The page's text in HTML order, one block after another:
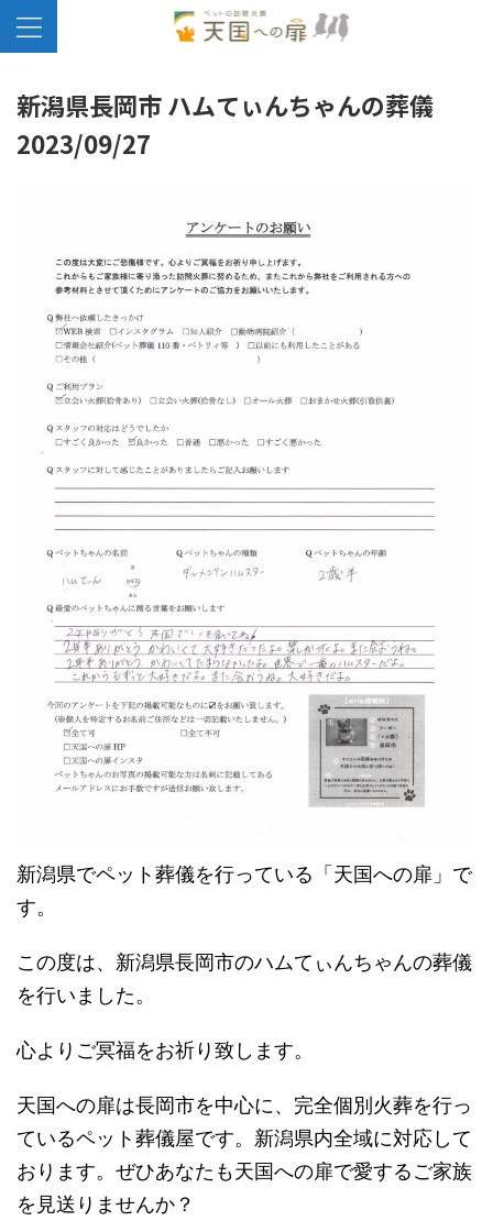
新潟県長岡市 ハムてぃんちゃんの葬儀
2023/09/27
新潟県でペット葬儀を行っている「天国への扉」で
す。
この度は、新潟県長岡市のハムてぃんちゃんの葬儀
を行いました。
心よりご冥福をお祈り致します。
天国への扉は長岡市を中心に、完全個別火葬を行っ
ているペット葬儀屋です。新潟県内全域に対応して
おります。ぜひあなたも天国への扉で愛するご家族
を見送りませんか？